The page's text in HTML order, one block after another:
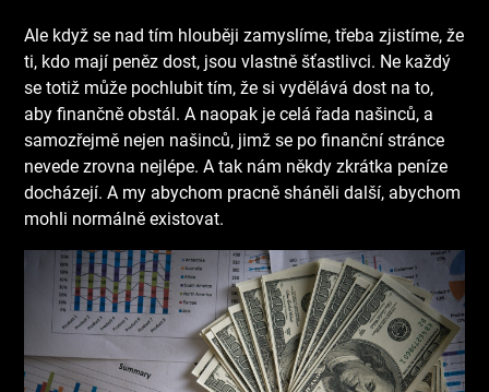
Ale když se nad tím hlouběji zamyslíme, třeba zjistíme, že
ti, kdo mají peněz dost, jsou vlastně šťastlivci. Ne každý
se totiž může pochlubit tím, že si vydělává dost na to,
aby finančně obstál. A naopak je celá řada našinců, a
samozřejmě nejen našinců, jimž se po finanční stránce
nevede zrovna nejlépe. A tak nám někdy zkrátka peníze
docházejí. A my abychom pracně sháněli další, abychom
mohli normálně existovat.